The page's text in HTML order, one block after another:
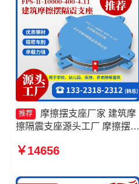
推荐
摩擦摆支座厂家 建筑摩
擦隔震支座源头工厂 摩擦摆支
摆支座FPS-II-15000源头工厂
￥14656